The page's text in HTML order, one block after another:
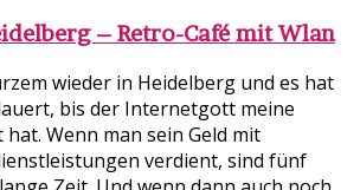
– Retro-Café mit Wlan
wieder in Heidelberg und es hat
bis der Internetgott meine
Wenn man sein Geld mit
verdient, sind fünf